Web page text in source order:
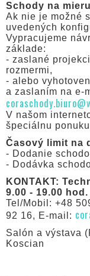
Schody na
Ak nie je možné
uvedených
Vypracujeme
základe:
- zaslané
rozmermi,
- alebo
a zaslaním na e-
V našom
špeciálnu
Časový limit na
- Dodanie
- Dodávka
KONTAKT:
9.00 - 19.00 hod.
Tel/Mobil: +48
92 16, E-mail:
Salón a výstava
Koscian